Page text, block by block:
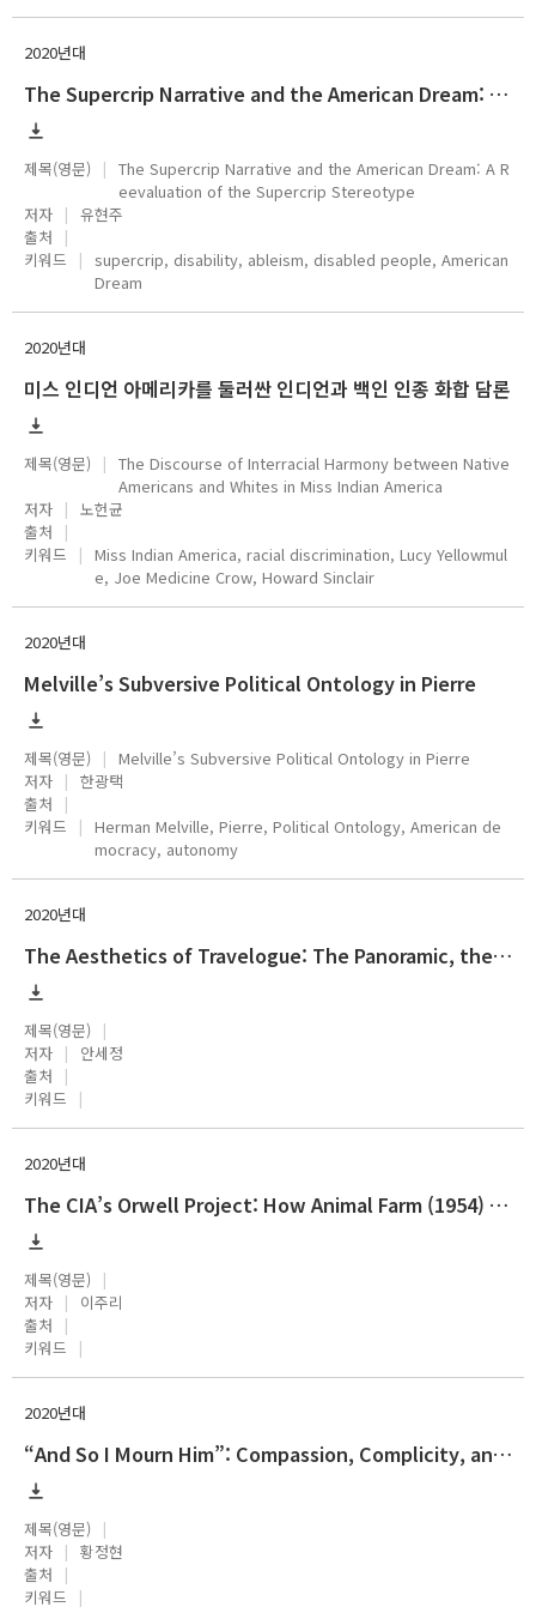
2020년대
The Supercrip Narrative and the American Dream: A Reevaluation of the Supercrip Stereotype
제목(영문)
The Supercrip Narrative and the American Dream: A R
eevaluation of the Supercrip Stereotype
저자
유현주
출처
키워드
supercrip, disability, ableism, disabled people, American
Dream
2020년대
미스 인디언 아메리카를 둘러싼 인디언과 백인 인종 화합 담론
제목(영문)
The Discourse of Interracial Harmony between Native
Americans and Whites in Miss Indian America
저자
노헌균
출처
키워드
Miss Indian America, racial discrimination, Lucy Yellowmul
e, Joe Medicine Crow, Howard Sinclair
2020년대
Melville’s Subversive Political Ontology in Pierre
제목(영문)
Melville’s Subversive Political Ontology in Pierre
저자
한광택
출처
키워드
Herman Melville, Pierre, Political Ontology, American de
mocracy, autonomy
2020년대
The Aesthetics of Travelogue: The Panoramic, the Picturesque, and the Sublime
제목(영문)
저자
안세정
출처
키워드
2020년대
The CIA’s Orwell Project: How Animal Farm (1954) was Made
제목(영문)
저자
이주리
출처
키워드
2020년대
“And So I Mourn Him”: Compassion, Complicity, and the Human Condition in Arthur Miller’s A View from the Bridge
제목(영문)
저자
황정현
출처
키워드